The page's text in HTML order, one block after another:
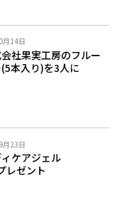
月14日
会社果実工房のフルー
本入り)を3人に
月23日
ィケアジェル
レゼント